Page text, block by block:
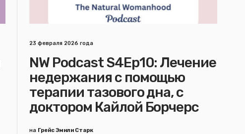
23 февраля 2026 года
NW Podcast S4Ep10: Лечение
недержания с помощью
терапии тазового дна, с
доктором Кайлой Борчерс
на Грейс Эмили Старк